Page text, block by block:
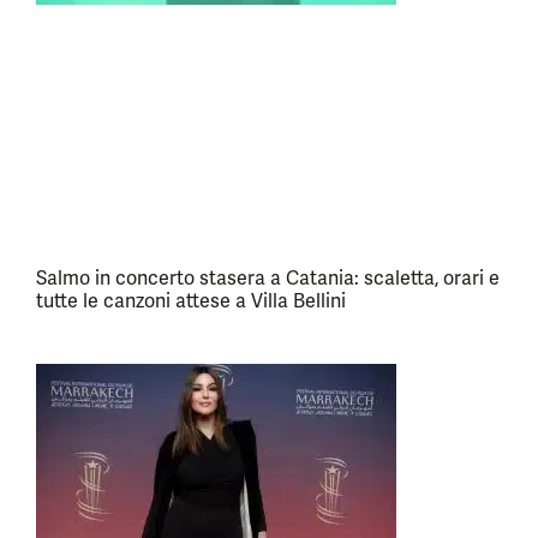
Salmo in concerto stasera a Catania: scaletta, orari e
tutte le canzoni attese a Villa Bellini